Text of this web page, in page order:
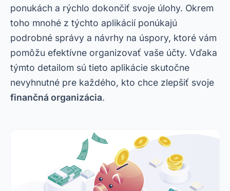
ponukách a rýchlo dokončiť svoje úlohy. Okrem
toho mnohé z týchto aplikácií ponúkajú
podrobné správy a návrhy na úspory, ktoré vám
pomôžu efektívne organizovať vaše účty. Vďaka
týmto detailom sú tieto aplikácie skutočne
nevyhnutné pre každého, kto chce zlepšiť svoje
finančná organizácia.